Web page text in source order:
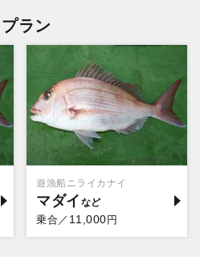
ラン
遊漁船ニライカナイ
マダイ
乗合／ 11,000円